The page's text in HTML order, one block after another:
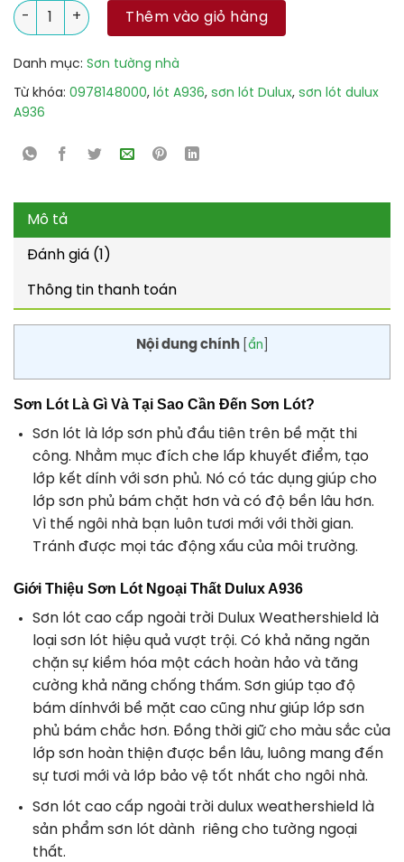
Sơn Lót Ngoại Thất Dulux A936 số lượng
Thêm vào giỏ hàng
Danh mục: Sơn tường nhà
Từ khóa: 0978148000, lót A936, sơn lót Dulux, sơn lót dulux
A936
Mô tả
Đánh giá (1)
Thông tin thanh toán
Nội dung chính ẩn
Sơn Lót Là Gì Và Tại Sao Cần Đến Sơn Lót?
Sơn lót là lớp sơn phủ đầu tiên trên bề mặt thi
công. Nhằm mục đích che lấp khuyết điểm, tạo
lớp kết dính với sơn phủ. Nó có tác dụng giúp cho
lớp sơn phủ bám chặt hơn và có độ bền lâu hơn.
Vì thế ngôi nhà bạn luôn tươi mới với thời gian.
Tránh được mọi tác động xấu của môi trường.
Giới Thiệu Sơn Lót Ngoại Thất Dulux A936
Sơn lót cao cấp ngoài trời Dulux Weathershield là
loại sơn lót hiệu quả vượt trội. Có khả năng ngăn
chặn sự kiềm hóa một cách hoàn hảo và tăng
cường khả năng chống thấm. Sơn giúp tạo độ
bám dínhvới bề mặt cao cũng như giúp lớp sơn
phủ bám chắc hơn. Đồng thời giữ cho màu sắc của
lớp sơn hoàn thiện được bền lâu, luông mang đến
sự tươi mới và lớp bảo vệ tốt nhất cho ngôi nhà.
Sơn lót cao cấp ngoài trời dulux weathershield là
sản phẩm sơn lót dành riêng cho tường ngoại
thất.